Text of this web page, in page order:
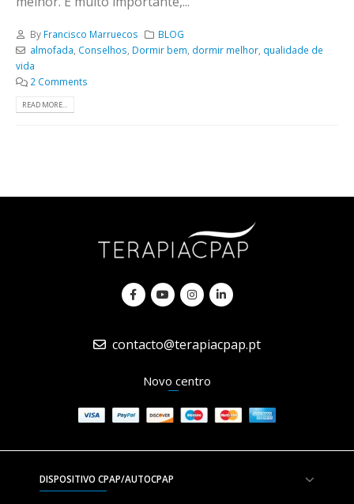
By Francisco Marruecos
BLOG
almofada, Conselhos, Dormir bem, dormir melhor, qualidade de
vida
2 Comments
READ MORE...
contacto@terapiacpap.pt
Novo centro
DISPOSITIVO CPAP/AUTOCPAP